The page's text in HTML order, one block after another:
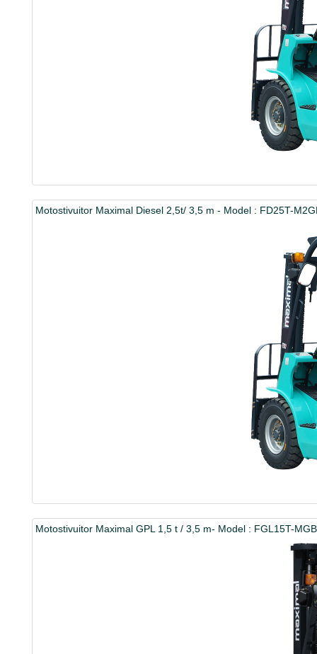
Motostivuitor Maximal Diesel 2,5t/ 3,5 m - Model : FD25T-
Motostivuitor Maximal GPL 1,5 t / 3,5 m- Model : FGL15T-